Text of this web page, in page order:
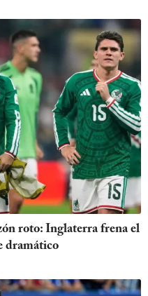
roto: Inglaterra frena el
dramático